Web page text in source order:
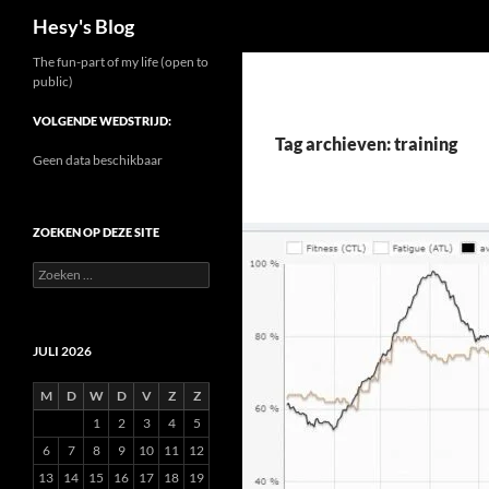
Hesy's Blog
Tag archieven: training
The fun-part of my life (open to
public)
VOLGENDE WEDSTRIJD:
Geen data beschikbaar
ZOEKEN OP DEZE SITE
Zoeken
naar:
JULI 2026
M D W D V Z
Z
1
2 3 4
5
6
7 8 9 10 11
12
13
14 15 16 17 18
19